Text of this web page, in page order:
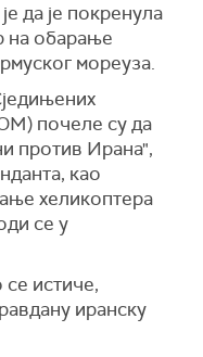
да је покренула
на обарање
мореуза.
почеле су да
против Ирана",
као
хеликоптера
се у
истиче,
иранску